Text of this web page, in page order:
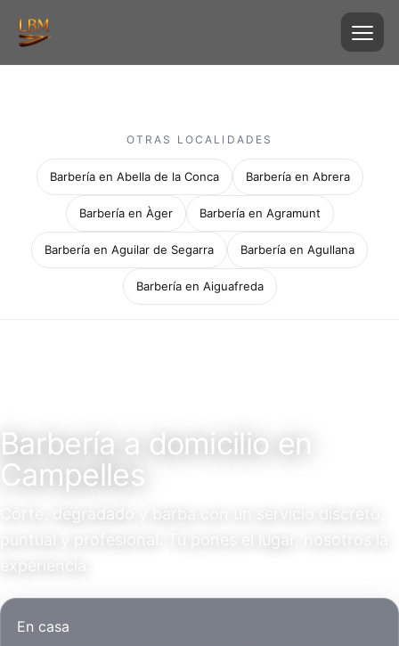
OTRAS LOCALIDADES
Barbería en Abella de la Conca Barbería en Abrera
Barbería en Àger Barbería en Agramunt
Barbería en Aguilar de Segarra Barbería en Agullana
Barbería en Aiguafreda
Barbería a domicilio en
Campelles
Corte, degradado y barba con un servicio discreto,
puntual y profesional. Tú pones el lugar, nosotros la
En casa